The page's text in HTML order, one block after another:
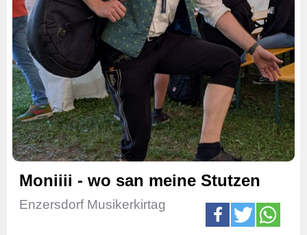
Moniiii - wo san meine Stutzen
Enzersdorf Musikerkirtag